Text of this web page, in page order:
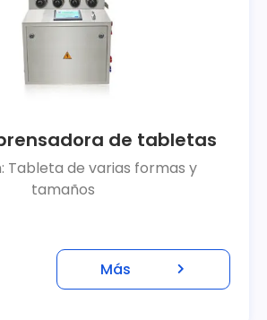
de tabletas
Tableta de varias formas y
tamaños
Más